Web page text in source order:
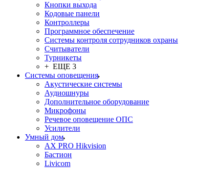
Кнопки выхода
Кодовые панели
Контроллеры
Программное обеспечение
Системы контроля сотрудников охраны
Считыватели
Турникеты
+ ЕЩЕ 3
Системы оповещения
Акустические системы
Аудиошнуры
Дополнительное оборудование
Микрофоны
Речевое оповещение ОПС
Усилители
Умный дом
AX PRO Hikvision
Бастион
Livicom